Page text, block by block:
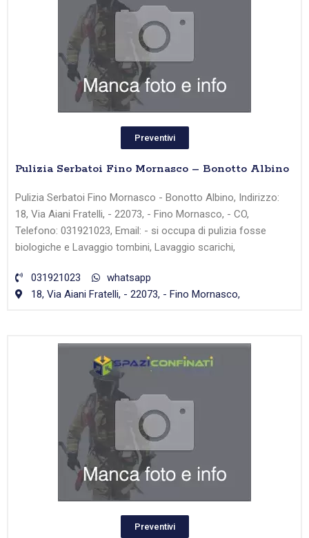
Preventivi
Pulizia Serbatoi Fino Mornasco – Bonotto Albino
Pulizia Serbatoi Fino Mornasco - Bonotto Albino, Indirizzo:
18, Via Aiani Fratelli, - 22073, - Fino Mornasco, - CO,
Telefono: 031921023, Email: - si occupa di pulizia fosse
biologiche e Lavaggio tombini, Lavaggio scarichi,
031921023
whatsapp
18, Via Aiani Fratelli, - 22073, - Fino Mornasco,
Preventivi